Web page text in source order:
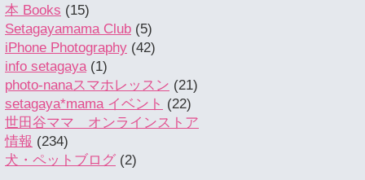
本 Books (15)
Setagayamama Club (5)
iPhone Photography (42)
info setagaya(1)
photo-nanaスマホレッスン (21)
setagaya*mama イベント (22)
世田谷ママ オンラインストア
情報 (234)
犬・ペットブログ (2)